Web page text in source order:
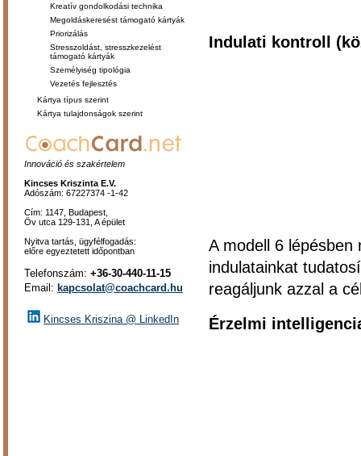
Kreatív gondolkodási technika
Megoldáskeresést támogató kártyák
Priorizálás
Stresszoldást, stresszkezelést
támogató kártyák
Személyiség tipológia
Vezetés fejlesztés
Kártya típus szerint
Kártya tulajdonságok szerint
Innováció és szakértelem
Kincses Kriszinta E.V.
Adószám: 67227374 -1-42
Cím: 1147, Budapest,
Öv utca 129-131, A épület
Nyitva tartás, ügyfélfogadás:
előre egyeztetett időpontban
Telefonszám: +36-30-440-11-15
Email: kapcsolat@coachcard.hu
Kincses Kriszina @ LinkedIn
Indulati kontroll
A modell 6 lépésben
indulatainkat
reagáljunk azzal a
Érzelmi